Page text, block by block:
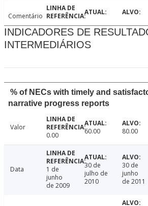
Comentário
INDICADORES DE
INTERMEDIÁRIOS
% of NECs with timely and
narrative progress reports
Valor
0.00
60.00 80.00
Data
1 de
junho
de 2009
30 de
julho de
2010
30 de
junho
de 2011